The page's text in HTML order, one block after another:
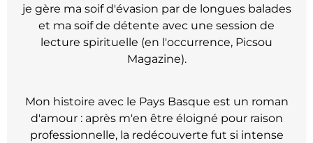
je gère ma soif d'évasion par de longues balades
et ma soif de détente avec une session de
lecture spirituelle (en l'occurrence, Picsou
Magazine).
Mon histoire avec le Pays Basque est un roman
d'amour : après m'en être éloigné pour raison
professionnelle, la redécouverte fut si intense